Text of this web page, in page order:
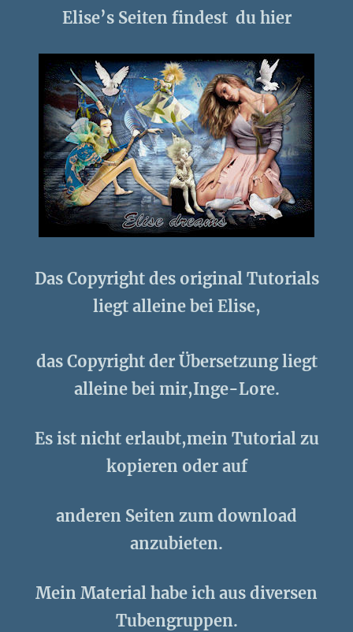
Elise’s Seiten findest du hier
Das Copyright des original Tutorials
liegt alleine bei Elise,
das Copyright der Übersetzung liegt
alleine bei mir,Inge-Lore.
Es ist nicht erlaubt,mein Tutorial zu
kopieren oder auf
anderen Seiten zum download
anzubieten.
Mein Material habe ich aus diversen
Tubengruppen.